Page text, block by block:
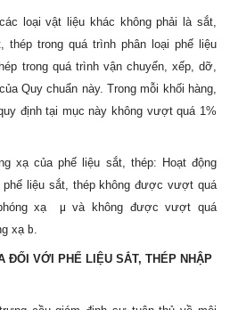
loại vật liệu khác không phải là sắt,
thép trong quá trình phân loại phế liệu
trong quá trình vận chuyển, xếp, dỡ,
Quy chuẩn này. Trong mỗi khối hàng,
định tại mục này không vượt quá 1%
xạ của phế liệu sắt, thép: Hoạt động
liệu sắt, thép không được vượt quá
xạ µ và không được vượt quá
xạ b
ĐỐI VỚI PHẾ LIỆU SẮT, THÉP NHẬP